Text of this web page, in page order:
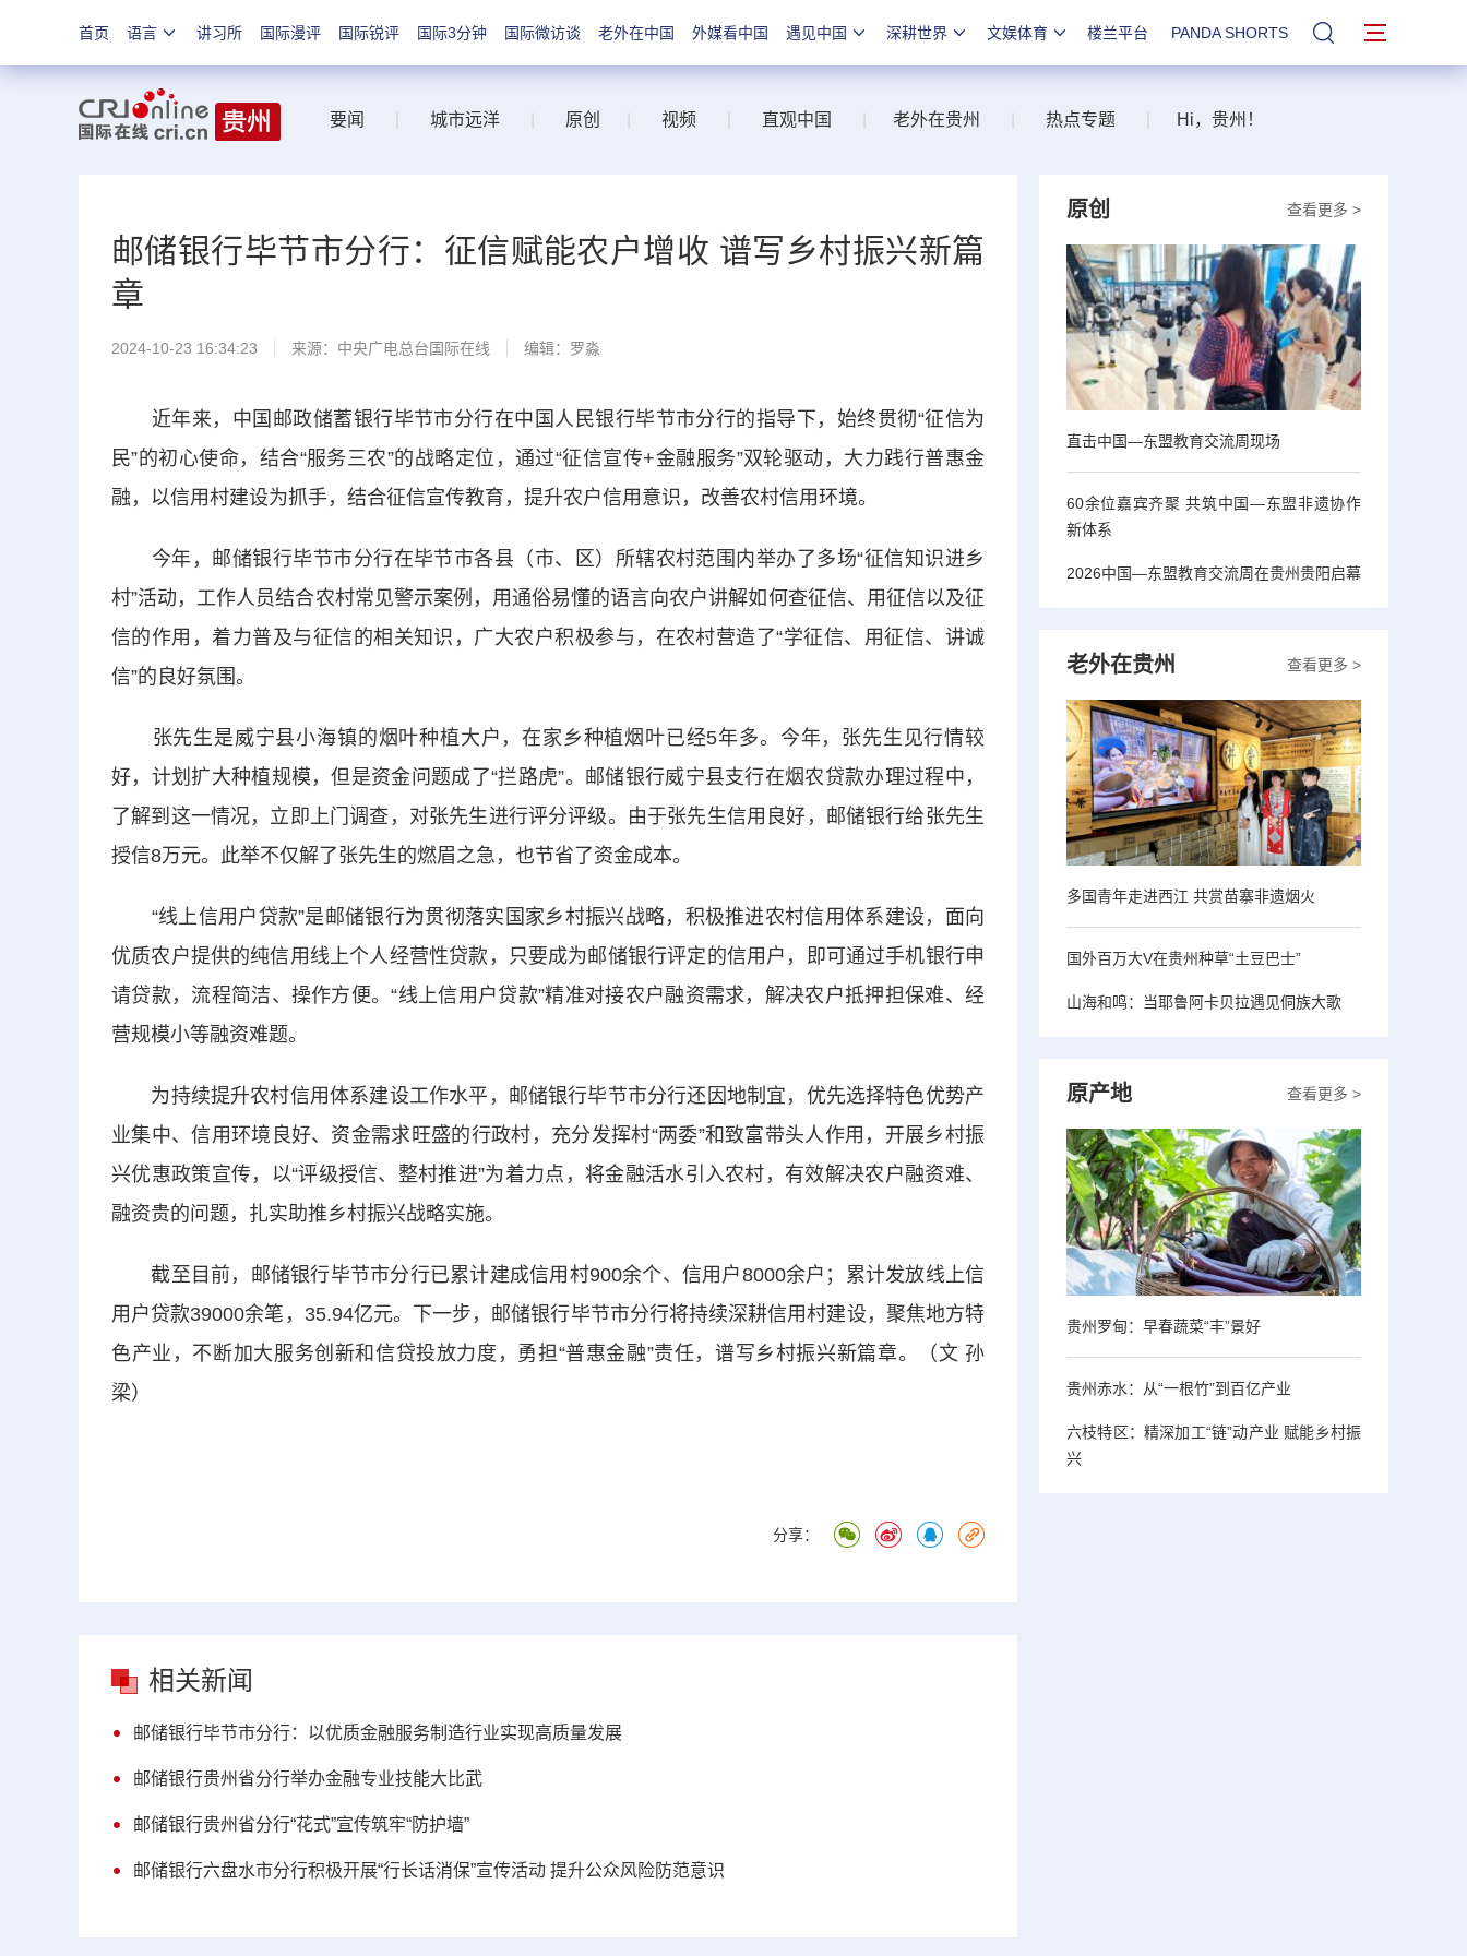
首页 语言 讲习所 国际漫评 国际锐评 国际3分钟 国际微访谈 老外在中国 外媒看中国 遇见中国 深耕世界 文娱体育 楼兰平台 PANDA SHORTS 站内搜索
要闻 城市远洋 原创 视频 直观中国 老外在贵州 热点专题 Hi，贵州！
邮储银行毕节市分行：征信赋能农户增收 谱写乡村振兴新篇
章
2024-10-23 16:34:23 来源：中央广电总台国际在线 编辑：罗淼
近年来，中国邮政储蓄银行毕节市分行在中国人民银行毕节市分行的指导下，始终贯彻“征信为
民”的初心使命，结合“服务三农”的战略定位，通过“征信宣传+金融服务”双轮驱动，大力践行普惠金
融，以信用村建设为抓手，结合征信宣传教育，提升农户信用意识，改善农村信用环境。
今年，邮储银行毕节市分行在毕节市各县（市、区）所辖农村范围内举办了多场“征信知识进乡
村”活动，工作人员结合农村常见警示案例，用通俗易懂的语言向农户讲解如何查征信、用征信以及征
信的作用，着力普及与征信的相关知识，广大农户积极参与，在农村营造了“学征信、用征信、讲诚
信”的良好氛围。
张先生是威宁县小海镇的烟叶种植大户，在家乡种植烟叶已经5年多。今年，张先生见行情较
好，计划扩大种植规模，但是资金问题成了“拦路虎”。邮储银行威宁县支行在烟农贷款办理过程中，
了解到这一情况，立即上门调查，对张先生进行评分评级。由于张先生信用良好，邮储银行给张先生
授信8万元。此举不仅解了张先生的燃眉之急，也节省了资金成本。
“线上信用户贷款”是邮储银行为贯彻落实国家乡村振兴战略，积极推进农村信用体系建设，面向
优质农户提供的纯信用线上个人经营性贷款，只要成为邮储银行评定的信用户，即可通过手机银行申
请贷款，流程简洁、操作方便。“线上信用户贷款”精准对接农户融资需求，解决农户抵押担保难、经
营规模小等融资难题。
为持续提升农村信用体系建设工作水平，邮储银行毕节市分行还因地制宜，优先选择特色优势产
业集中、信用环境良好、资金需求旺盛的行政村，充分发挥村“两委”和致富带头人作用，开展乡村振
兴优惠政策宣传，以“评级授信、整村推进”为着力点，将金融活水引入农村，有效解决农户融资难、
融资贵的问题，扎实助推乡村振兴战略实施。
截至目前，邮储银行毕节市分行已累计建成信用村900余个、信用户8000余户；累计发放线上信
用户贷款39000余笔，35.94亿元。下一步，邮储银行毕节市分行将持续深耕信用村建设，聚焦地方特
色产业，不断加大服务创新和信贷投放力度，勇担“普惠金融”责任，谱写乡村振兴新篇章。（文 孙
梁）
分享：
相关新闻
邮储银行毕节市分行：以优质金融服务制造行业实现高质量发展
邮储银行贵州省分行举办金融专业技能大比武
邮储银行贵州省分行“花式”宣传筑牢“防护墙”
邮储银行六盘水市分行积极开展“行长话消保”宣传活动 提升公众风险防范意识
查看更多 >
原创
直击中国—东盟教育交流周现场
60余位嘉宾齐聚 共筑中国—东盟非遗协作
新体系
2026中国—东盟教育交流周在贵州贵阳启幕
查看更多 >
老外在贵州
多国青年走进西江 共赏苗寨非遗烟火
国外百万大V在贵州种草“土豆巴士”
山海和鸣：当耶鲁阿卡贝拉遇见侗族大歌
查看更多 >
原产地
贵州罗甸：早春蔬菜“丰”景好
贵州赤水：从“一根竹”到百亿产业
六枝特区：精深加工“链”动产业 赋能乡村振
兴